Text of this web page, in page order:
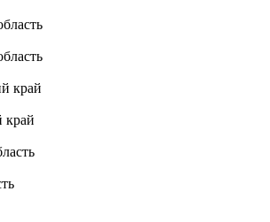
край
край